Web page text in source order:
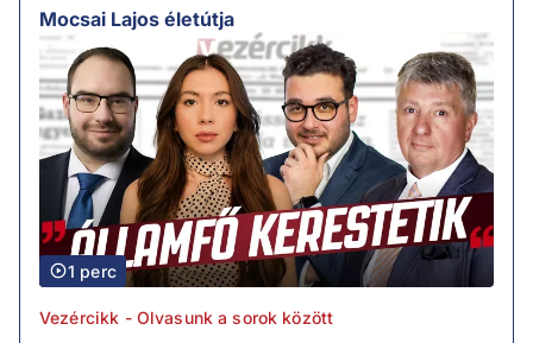
Mocsai Lajos életútja
1 perc
Vezércikk - Olvasunk a sorok között